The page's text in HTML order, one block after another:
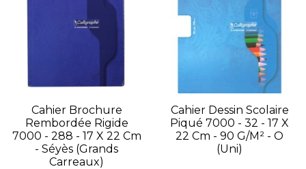
Cahier Brochure
Rembordée Rigide
7000 - 288 - 17 X 22 Cm
- Séyès (grands
Carreaux)
Cahier Dessin Scolaire
Piqué 7000 - 32 - 17 X
22 Cm - 90 G/m² - O
(uni)